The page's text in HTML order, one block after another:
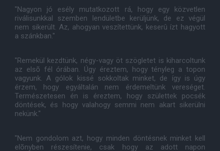
"Nagyon jó esély mutatkozott rá, hogy egy közvetlen
riválisunkkal szemben lendületbe kerüljünk, de ez végül
nem sikerült. Az, ahogyan veszítettünk, keserû ízt hagyott
a szánkban."
"Remekül kezdtünk, négy-vagy öt szögletet is kiharcoltunk
az elsõ fél órában. Úgy éreztem, hogy tényleg a topon
vagyunk. A gólok kissé sokkoltak minket, de így is úgy
érzem, hogy egyáltalán nem érdemeltünk vereséget.
Természetesen én is éreztem, hogy születtek pocsék
döntések, és hogy valahogy semmi nem akart sikerülni
nekünk."
"Nem gondolom azt, hogy minden döntésnek minket kell
elõnyben részesítenie, csak hogy az adott napon